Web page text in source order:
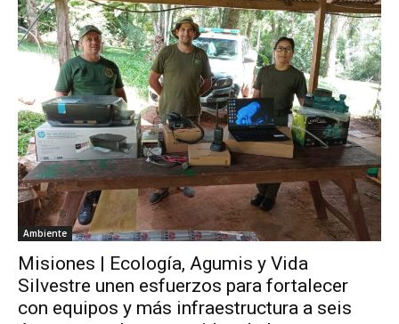
Ambiente
Misiones | Ecología, Agumis y Vida
Silvestre unen esfuerzos para fortalecer
con equipos y más infraestructura a seis